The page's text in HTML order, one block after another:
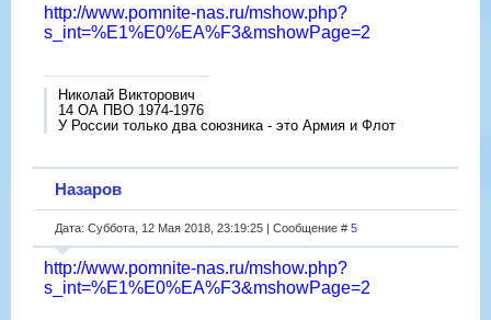
http://www.pomnite-nas.ru/mshow.php?
s_int=%E1%E0%EA%F3&mshowPage=2
Николай Викторович
14 ОА ПВО 1974-1976
У России только два союзника - это Армия и Флот
Назаров
Дата: Суббота, 12 Мая 2018, 23:19:25 | Сообщение # 5
http://www.pomnite-nas.ru/mshow.php?
s_int=%E1%E0%EA%F3&mshowPage=2